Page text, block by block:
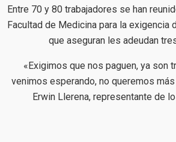
Entre 70 y 80 trabajadores se han
Facultad de Medicina para la exigencia
que aseguran les adeudan
«Exigimos que nos paguen, ya son
venimos esperando, no queremos
Erwin Llerena, representante de